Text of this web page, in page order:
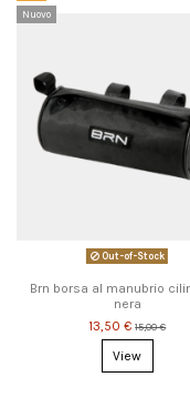
Nuovo
Out-of-Stock
Brn borsa al manubrio
nera
13,50 € 15,00 €
View